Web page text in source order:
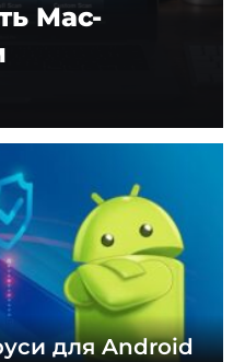
Mac-
для Android